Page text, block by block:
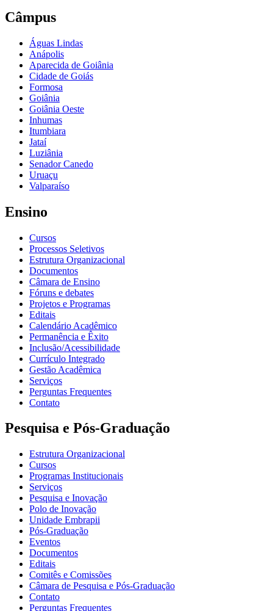
Câmpus
Águas Lindas
Anápolis
Aparecida de Goiânia
Cidade de Goiás
Formosa
Goiânia
Goiânia Oeste
Inhumas
Itumbiara
Jataí
Luziânia
Senador Canedo
Uruaçu
Valparaíso
Ensino
Cursos
Processos Seletivos
Estrutura Organizacional
Documentos
Câmara de Ensino
Fóruns e debates
Projetos e Programas
Editais
Calendário Acadêmico
Permanência e Êxito
Inclusão/Acessibilidade
Currículo Integrado
Gestão Acadêmica
Serviços
Perguntas Frequentes
Contato
Pesquisa e Pós-Graduação
Estrutura Organizacional
Cursos
Programas Institucionais
Serviços
Pesquisa e Inovação
Polo de Inovação
Unidade Embrapii
Pós-Graduação
Eventos
Documentos
Editais
Comitês e Comissões
Câmara de Pesquisa e Pós-Graduação
Contato
Perguntas Frequentes